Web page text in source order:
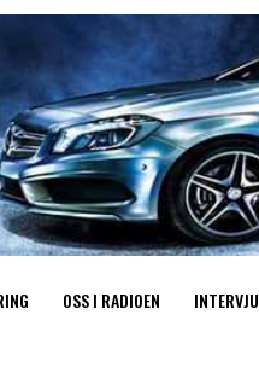
OSS I RADIOEN INTERVJU